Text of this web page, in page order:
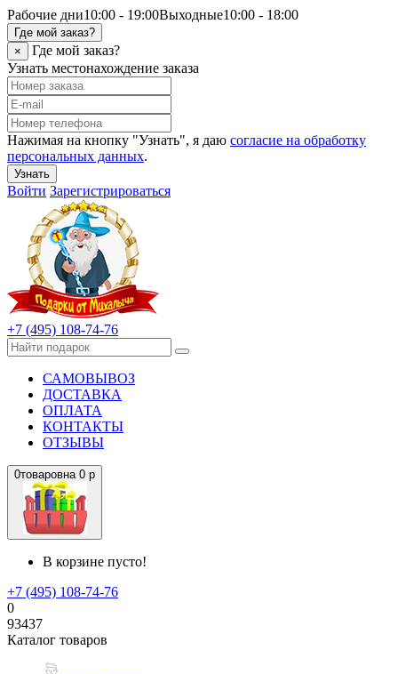
Рабочие дни10:00 - 19:00Выходные10:00 - 18:00
Где мой заказ?
×
Где мой заказ?
Узнать местонахождение заказа
Нажимая на кнопку "Узнать", я даю согласие на обработку
персональных данных.
Узнать
Войти Зарегистрироваться
+7 (495) 108-74-76
САМОВЫВОЗ
ДОСТАВКА
ОПЛАТА
КОНТАКТЫ
ОТЗЫВЫ
0товаровна 0 р
В корзине пусто!
+7 (495) 108-74-76
0
93437
Каталог товаров